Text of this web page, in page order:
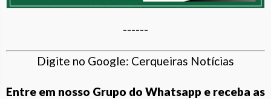
------
Digite no Google: Cerqueiras Notícias
Entre em nosso Grupo do Whatsapp e receba as